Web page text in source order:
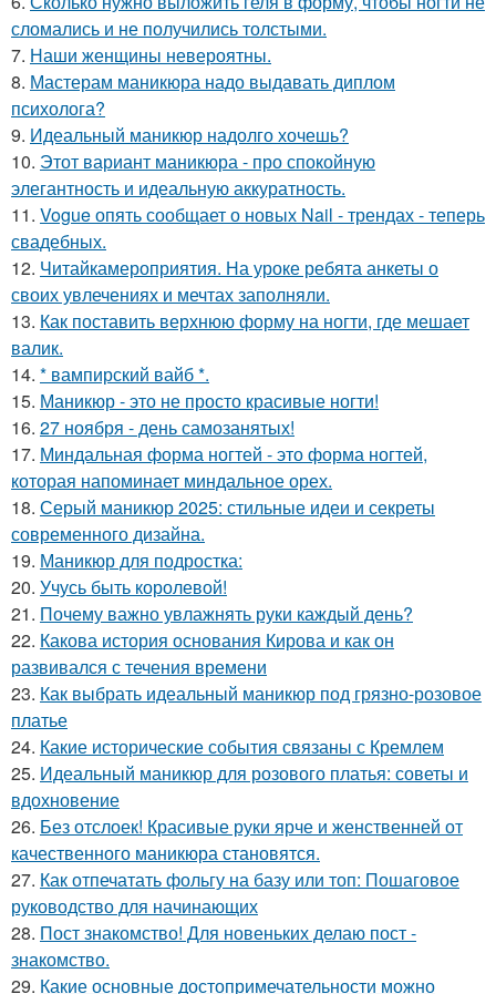
сломались и не получились толстыми.
7. Наши женщины невероятны.
8. Мастерам маникюра надо выдавать диплом
психолога?
9. Идеальный маникюр надолго хочешь?
10. Этот вариант маникюра - про спокойную
элегантность и идеальную аккуратность.
11. Vogue опять сообщает о новых Nail - трендах - теперь
свадебных.
12. Читайкамероприятия. На уроке ребята анкеты о
своих увлечениях и мечтах заполняли.
13. Как поставить верхнюю форму на ногти, где мешает
валик.
14. * вампирский вайб *.
15. Маникюр - это не просто красивые ногти!
16. 27 ноября - день самозанятых!
17. Миндальная форма ногтей - это форма ногтей,
которая напоминает миндальное орех.
18. Серый маникюр 2025: стильные идеи и секреты
современного дизайна.
19. Маникюр для подростка:
20. Учусь быть королевой!
21. Почему важно увлажнять руки каждый день?
22. Какова история основания Кирова и как он
развивался с течения времени
23. Как выбрать идеальный маникюр под грязно-розовое
платье
24. Какие исторические события связаны с Кремлем
25. Идеальный маникюр для розового платья: советы и
вдохновение
26. Без отслоек! Красивые руки ярче и женственней от
качественного маникюра становятся.
27. Как отпечатать фольгу на базу или топ: Пошаговое
руководство для начинающих
28. Пост знакомство! Для новеньких делаю пост -
знакомство.
29. Какие основные достопримечательности можно